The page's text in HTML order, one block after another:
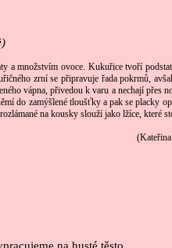
množstvím ovoce. Kukuřice tvoří
zrní se připravuje řada pokrmů,
vápna, přivedou k varu a nechají přes
do zamýšlené tloušťky a pak se placky
na kousky slouží jako lžíce, které